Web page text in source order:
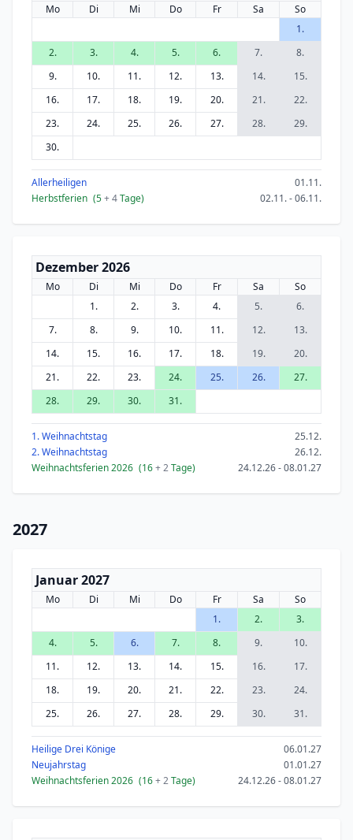
Mo Di Mi Do Fr Sa
So
1.
2.
3. 4. 5. 6. 7.
8.
9.
10. 11. 12. 13. 14.
15.
16.
17. 18. 19. 20. 21.
22.
23.
24. 25. 26. 27. 28.
29.
30.
Allerheiligen
01.11.
Herbstferien (5+ 4Tage) 02.11. - 06.11.
Dezember 2026
Mo Di Mi Do Fr Sa
So
1.
2. 3. 4. 5.
6.
7.
8. 9. 10. 11. 12.
13.
14.
15. 16. 17. 18. 19.
20.
21.
22. 23. 24. 25. 26.
27.
28.
29. 30. 31.
1. Weihnachtstag
25.12.
2. Weihnachtstag
26.12.
Weihnachtsferien 2026 (16+ 2Tage) 24.12.26 - 08.01.27
2027
Januar 2027
Mo Di Mi Do Fr Sa
So
1.
2.
3.
4.
5. 6. 7. 8. 9.
10.
11.
12. 13. 14. 15. 16.
17.
18.
19. 20. 21. 22. 23.
24.
25.
26. 27. 28. 29. 30. 31.
Heilige Drei Könige
06.01.27
Neujahrstag
01.01.27
Weihnachtsferien 2026 (16+ 2Tage) 24.12.26 - 08.01.27